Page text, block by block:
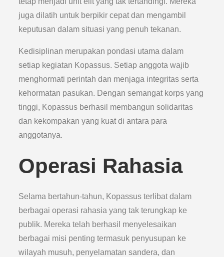
juga dilatih untuk berpikir cepat dan mengambil
keputusan dalam situasi yang penuh tekanan.
Kedisiplinan merupakan pondasi utama dalam
setiap kegiatan Kopassus. Setiap anggota wajib
menghormati perintah dan menjaga integritas serta
kehormatan pasukan. Dengan semangat korps yang
tinggi, Kopassus berhasil membangun solidaritas
dan kekompakan yang kuat di antara para
anggotanya.
Operasi Rahasia
Selama bertahun-tahun, Kopassus terlibat dalam
berbagai operasi rahasia yang tak terungkap ke
publik. Mereka telah berhasil menyelesaikan
berbagai misi penting termasuk penyusupan ke
wilayah musuh, penyelamatan sandera, dan